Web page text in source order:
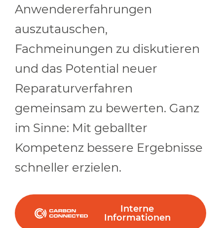
Anwendererfahrungen
auszutauschen,
Fachmeinungen zu diskutieren
und das Potential neuer
Reparaturverfahren
gemeinsam zu bewerten. Ganz
im Sinne: Mit geballter
Kompetenz bessere Ergebnisse
schneller erzielen.
Interne
Informationen